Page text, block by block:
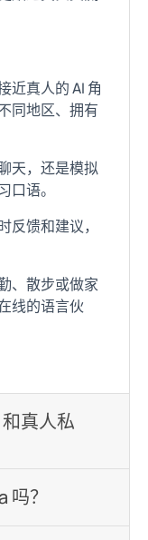
近真人的 AI 角
同地区、拥有
天，还是模拟
口语。
馈和建议，
、散步或做家
线的语言伙
真人私
？